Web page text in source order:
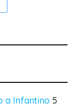
a Infantino 5